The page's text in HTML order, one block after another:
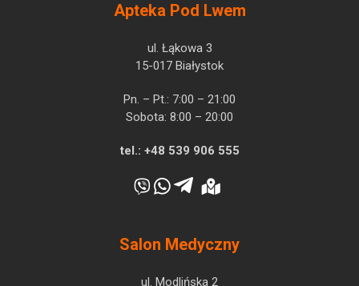
Apteka Pod Lwem
ul. Łąkowa 3
15-017 Białystok
Pn. – Pt.: 7:00 – 21:00
Sobota: 8:00 – 20:00
tel.: +48 539 906 555
Salon Medyczny
ul. Modlińska 2